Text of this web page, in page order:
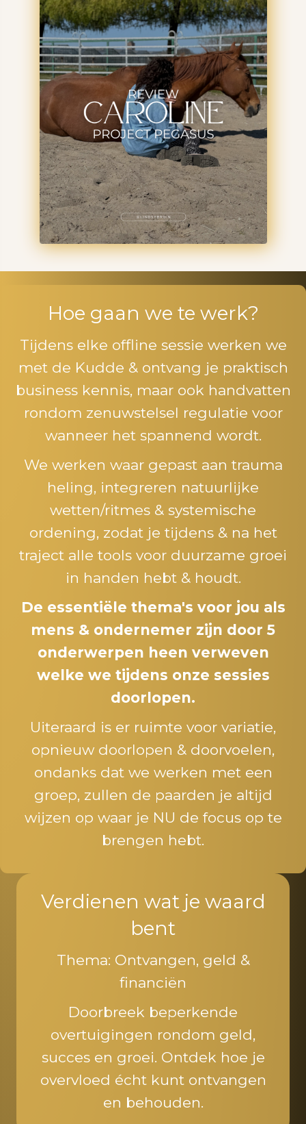
Hoe gaan we te werk?
Tijdens elke offline sessie werken we
met de Kudde & ontvang je praktisch
business kennis, maar ook handvatten
rondom zenuwstelsel regulatie voor
wanneer het spannend wordt.
We werken waar gepast aan trauma
heling, integreren natuurlijke
wetten/ritmes & systemische
ordening, zodat je tijdens & na het
traject alle tools voor duurzame groei
in handen hebt & houdt.
De essentiële thema's voor jou als
mens & ondernemer zijn door 5
onderwerpen heen verweven
welke we tijdens onze sessies
doorlopen.
Uiteraard is er ruimte voor variatie,
opnieuw doorlopen & doorvoelen,
ondanks dat we werken met een
groep, zullen de paarden je altijd
wijzen op waar je NU de focus op te
brengen hebt.
Verdienen wat je waard
bent
Thema: Ontvangen, geld &
financiën
Doorbreek beperkende
overtuigingen rondom geld,
succes en groei. Ontdek hoe je
overvloed écht kunt ontvangen
en behouden.